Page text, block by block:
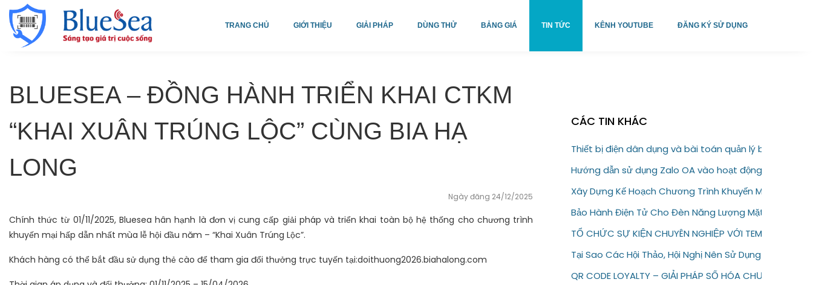
TRANG CHỦ GIỚI THIỆU GIẢI PHÁP DÙNG THỬ BẢNG GIÁ TIN TỨC KÊNH YOUTUBE ĐĂNG KÝ SỬ DỤNG
BLUESEA – ĐỒNG HÀNH TRIỂN KHAI CTKM
“KHAI XUÂN TRÚNG LỘC” CÙNG BIA HẠ
LONG
Ngày đăng 24/12/2025
Chính thức từ 01/11/2025, Bluesea hân hạnh là đơn vị cung cấp giải pháp và triển khai toàn bộ hệ thống cho chương trình
khuyến mại hấp dẫn nhất mùa lễ hội đầu năm – “Khai Xuân Trúng Lộc”.
Khách hàng có thể bắt đầu sử dụng thẻ cào để tham gia đổi thưởng trực tuyến tại:doithuong2026.biahalong.com
CÁC TIN KHÁC
Thiết bị điện dân dụng và bài toán quản lý bảo hành
Hướng dẫn sử dụng Zalo OA vào hoạt động kinh
Xây Dựng Kế Hoạch Chương Trình Khuyến Mại Trực
Bảo Hành Điện Tử Cho Đèn Năng Lượng Mặt Trời – Giải
TỔ CHỨC SỰ KIỆN CHUYÊN NGHIỆP VỚI TEM VÉ ĐIỆN TỬ
Tại Sao Các Hội Thảo, Hội Nghị Nên Sử Dụng Tem Vé
QR CODE LOYALTY – GIẢI PHÁP SỐ HÓA CHƯƠNG